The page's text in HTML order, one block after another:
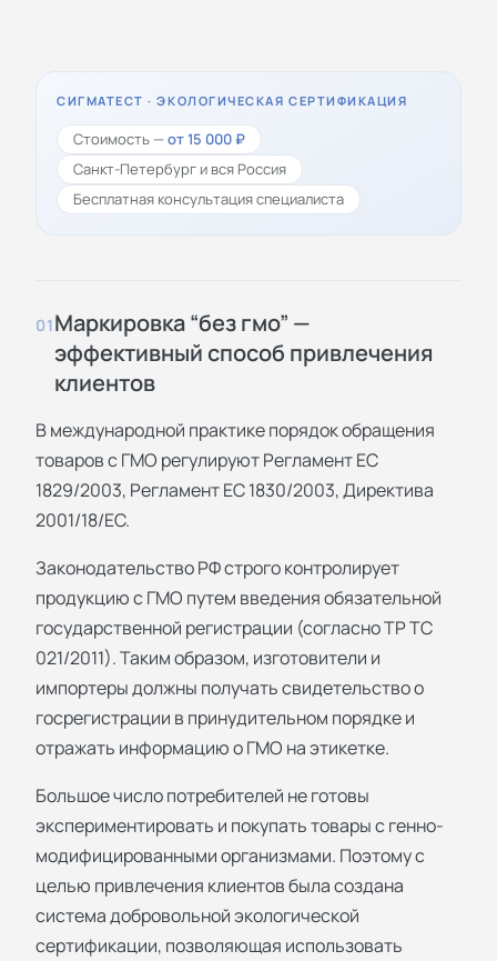
СИГМАТЕСТ · ЭКОЛОГИЧЕСКАЯ СЕРТИФИКАЦИЯ
Стоимость —от 15 000 ₽
Санкт-Петербург и вся Россия
Бесплатная консультация специалиста
01Маркировка “без гмо” —
эффективный способ привлечения
клиентов
В международной практике порядок обращения
товаров с ГМО регулируют Регламент ЕС
1829/2003, Регламент ЕС 1830/2003, Директива
2001/18/ЕС.
Законодательство РФ строго контролирует
продукцию с ГМО путем введения обязательной
государственной регистрации (согласно ТР ТС
021/2011). Таким образом, изготовители и
импортеры должны получать свидетельство о
госрегистрации в принудительном порядке и
отражать информацию о ГМО на этикетке.
Большое число потребителей не готовы
экспериментировать и покупать товары с генно-
модифицированными организмами. Поэтому с
целью привлечения клиентов была создана
система добровольной экологической
сертификации, позволяющая использовать